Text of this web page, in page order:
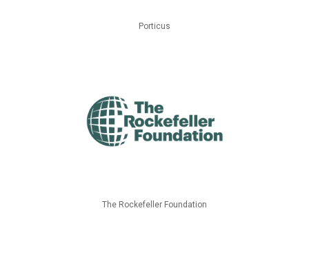
Porticus
The Rockefeller Foundation